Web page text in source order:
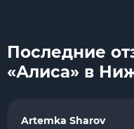
Последние
«Алиса» в
Artemka Sharov